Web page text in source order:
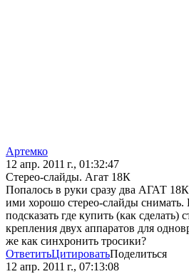
Артемко
12 апр. 2011 г., 01:32:47
Стерео-слайды. Агат 18К
Попалось в руки сразу два АГАТ
ими хорошо стерео-слайды снимать.
подсказать где купить (как сделать)
крепления двух аппаратов для
же как синхронить тросики?
ОтветитьЦитироватьПоделиться
12 апр. 2011 г., 07:13:08